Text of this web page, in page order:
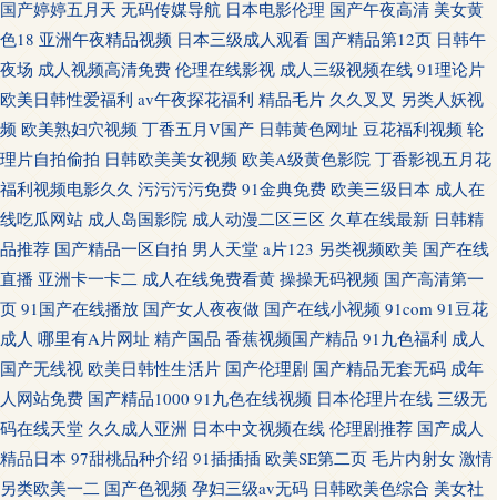
国产婷婷五月天 无码传媒导航 日本电影伦理 国产午夜高清 美女黄
色18 亚洲午夜精品视频 日本三级成人观看 国产精品第12页 日韩午
夜场 成人视频高清免费 伦理在线影视 成人三级视频在线 91理论片
欧美日韩性爱福利 av午夜探花福利 精品毛片 久久叉叉 另类人妖视
频 欧美熟妇穴视频 丁香五月V国产 日韩黄色网址 豆花福利视频 轮
理片自拍偷拍 日韩欧美美女视频 欧美A级黄色影院 丁香影视五月花
福利视频电影久久 污污污污免费 91金典免费 欧美三级日本 成人在
线吃瓜网站 成人岛国影院 成人动漫二区三区 久草在线最新 日韩精
品推荐 国产精品一区自拍 男人天堂 a片123 另类视频欧美 国产在线
直播 亚洲卡一卡二 成人在线免费看黄 操操无码视频 国产高清第一
页 91国产在线播放 国产女人夜夜做 国产在线小视频 91com 91豆花
成人 哪里有A片网址 精产国品 香蕉视频国产精品 91九色福利 成人
国产无线视 欧美日韩性生活片 国产伦理剧 国产精品无套无码 成年
人网站免费 国产精品1000 91九色在线视频 日本伦理片在线 三级无
码在线天堂 久久成人亚洲 日本中文视频在线 伦理剧推荐 国产成人
精品日本 97甜桃品种介绍 91插插插 欧美SE第二页 毛片内射女 激情
另类欧美一二 国产色视频 孕妇三级av无码 日韩欧美色综合 美女社